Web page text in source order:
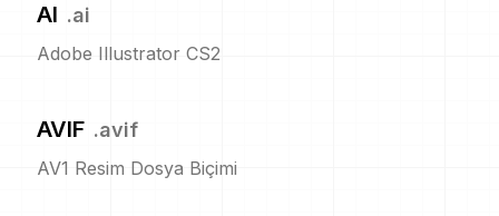
AI .ai
Adobe Illustrator CS2
AVIF .avif
AV1 Resim Dosya Biçimi